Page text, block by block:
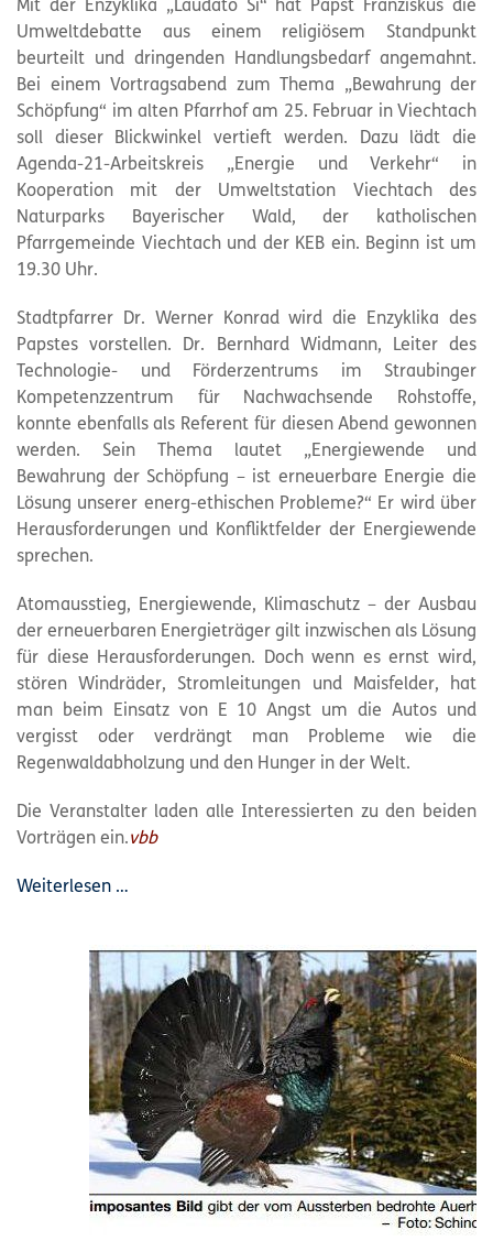
Mit der Enzyklika „Laudato Si“ hat Papst Franziskus die
Umweltdebatte aus einem religiösem Standpunkt
beurteilt und dringenden Handlungsbedarf angemahnt.
Bei einem Vortragsabend zum Thema „Bewahrung der
Schöpfung“ im alten Pfarrhof am 25. Februar in Viechtach
soll dieser Blickwinkel vertieft werden. Dazu lädt die
Agenda-21-Arbeitskreis „Energie und Verkehr“ in
Kooperation mit der Umweltstation Viechtach des
Naturparks Bayerischer Wald, der katholischen
Pfarrgemeinde Viechtach und der KEB ein. Beginn ist um
19.30 Uhr.
Stadtpfarrer Dr. Werner Konrad wird die Enzyklika des
Papstes vorstellen. Dr. Bernhard Widmann, Leiter des
Technologie- und Förderzentrums im Straubinger
Kompetenzzentrum für Nachwachsende Rohstoffe,
konnte ebenfalls als Referent für diesen Abend gewonnen
werden. Sein Thema lautet „Energiewende und
Bewahrung der Schöpfung – ist erneuerbare Energie die
Lösung unserer energ-ethischen Probleme?“ Er wird über
Herausforderungen und Konfliktfelder der Energiewende
sprechen.
Atomausstieg, Energiewende, Klimaschutz – der Ausbau
der erneuerbaren Energieträger gilt inzwischen als Lösung
für diese Herausforderungen. Doch wenn es ernst wird,
stören Windräder, Stromleitungen und Maisfelder, hat
man beim Einsatz von E 10 Angst um die Autos und
vergisst oder verdrängt man Probleme wie die
Regenwaldabholzung und den Hunger in der Welt.
Die Veranstalter laden alle Interessierten zu den beiden
Vorträgen ein.vbb
Weiterlesen …